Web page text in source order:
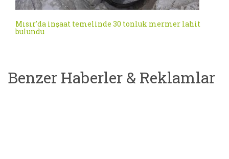
Mısır'da inşaat temelinde 30 tonluk mermer lahit
bulundu
Benzer Haberler & Reklamlar